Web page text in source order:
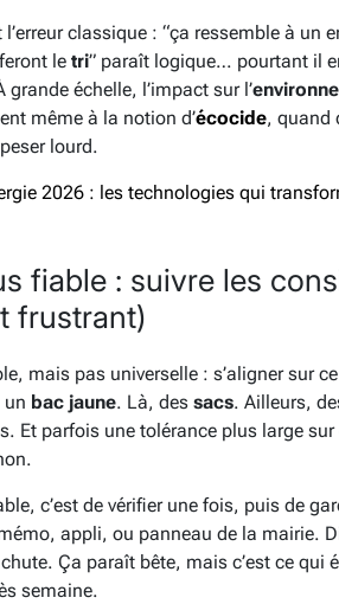
classique : “ça ressemble à un
le tri” paraît logique… pourtant il
échelle, l’impact sur l’
même à la notion d’écocide, quand
lourd.
2026 : les technologies qui
fiable : suivre les
frustrant)
mais pas universelle : s’aligner sur
bac jaune. Là, des sacs. Ailleurs,
Et parfois une tolérance plus large
c’est de vérifier une fois, puis de
appli, ou panneau de la mairie.
Ça paraît bête, mais c’est ce qui
semaine.